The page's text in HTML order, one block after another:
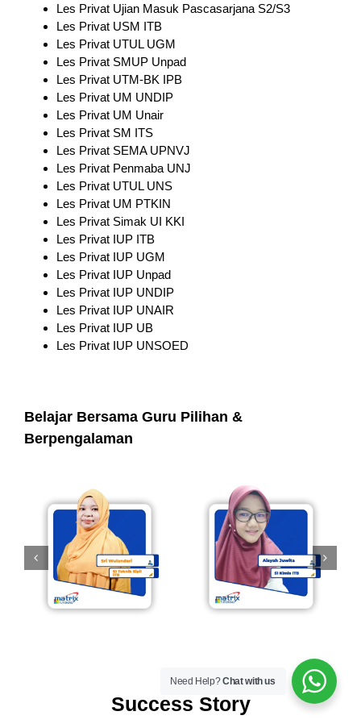
Les Privat Ujian Masuk Pascasarjana S2/S3
Les Privat USM ITB
Les Privat UTUL UGM
Les Privat SMUP Unpad
Les Privat UTM-BK IPB
Les Privat UM UNDIP
Les Privat UM Unair
Les Privat SM ITS
Les Privat SEMA UPNVJ
Les Privat Penmaba UNJ
Les Privat UTUL UNS
Les Privat UM PTKIN
Les Privat Simak UI KKI
Les Privat IUP ITB
Les Privat IUP UGM
Les Privat IUP Unpad
Les Privat IUP UNDIP
Les Privat IUP UNAIR
Les Privat IUP UB
Les Privat IUP UNSOED
Belajar Bersama Guru Pilihan &
Berpengalaman
Success Story
Need Help?Chat with us